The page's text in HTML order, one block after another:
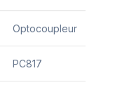
Optocoupleur
PC817